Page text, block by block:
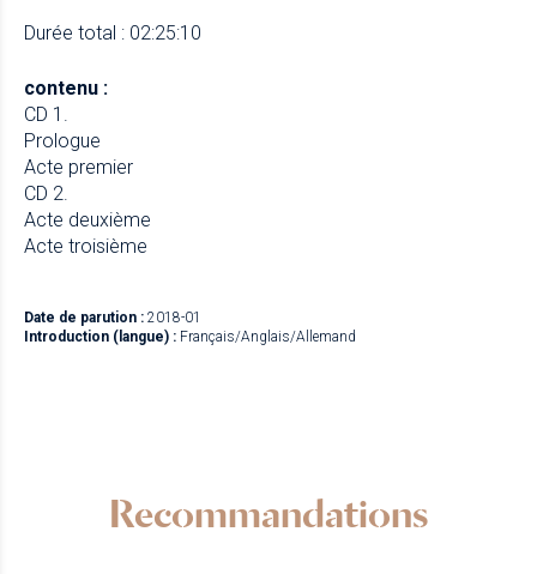
Durée total : 02:25:10
contenu :
CD 1.
Prologue
Acte premier
CD 2.
Acte deuxième
Acte troisième
Date de parution : 2018-01
Introduction (langue) : Français/Anglais/Allemand
Recommandations